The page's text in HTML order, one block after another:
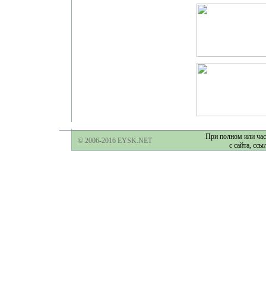
© 2006-2016 EYSK.NET
При полном или
с сайта,